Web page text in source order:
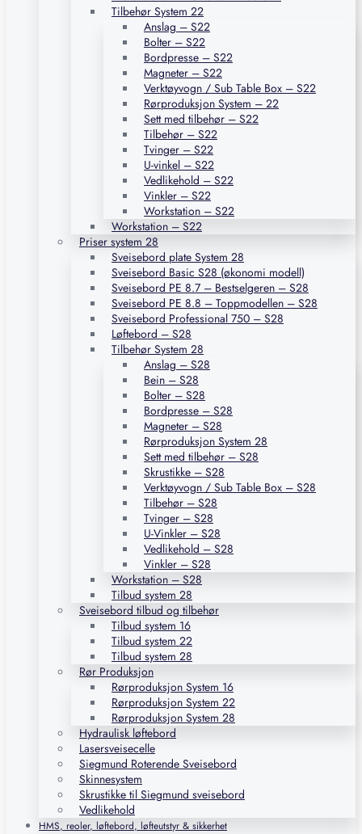
Tilbehør System 22
Anslag – S22
Bolter – S22
Bordpresse – S22
Magneter – S22
Verktøyvogn / Sub Table Box – S22
Rørproduksjon System – 22
Sett med tilbehør – S22
Tilbehør – S22
Tvinger – S22
U-vinkel – S22
Vedlikehold – S22
Vinkler – S22
Workstation – S22
Workstation – S22
Priser system 28
Sveisebord plate System 28
Sveisebord Basic S28 (økonomi modell)
Sveisebord PE 8.7 – Bestselgeren – S28
Sveisebord PE 8.8 – Toppmodellen – S28
Sveisebord Professional 750 – S28
Løftebord – S28
Tilbehør System 28
Anslag – S28
Bein – S28
Bolter – S28
Bordpresse – S28
Magneter – S28
Rørproduksjon System 28
Sett med tilbehør – S28
Skrustikke – S28
Verktøyvogn / Sub Table Box – S28
Tilbehør – S28
Tvinger – S28
U-Vinkler – S28
Vedlikehold – S28
Vinkler – S28
Workstation – S28
Tilbud system 28
Sveisebord tilbud og tilbehør
Tilbud system 16
Tilbud system 22
Tilbud system 28
Rør Produksjon
Rørproduksjon System 16
Rørproduksjon System 22
Rørproduksjon System 28
Hydraulisk løftebord
Lasersveisecelle
Siegmund Roterende Sveisebord
Skinnesystem
Skrustikke til Siegmund sveisebord
Vedlikehold
HMS, reoler, løftebord, løfteutstyr & sikkerhet